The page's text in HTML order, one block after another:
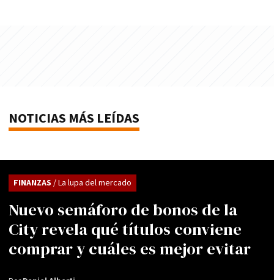
NOTICIAS MÁS LEÍDAS
Nuevo semáforo de bonos de la
City revela qué títulos conviene
comprar y cuáles es mejor evitar
FINANZAS / La lupa del mercado